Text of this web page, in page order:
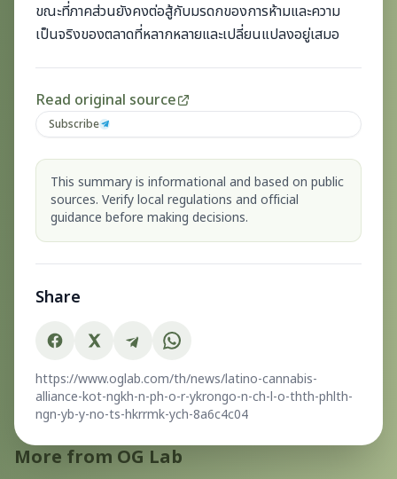
ขณะที่ภาคส่วนยังคงต่อสู้กับมรดกของการห้ามและความ
เป็นจริงของตลาดที่หลากหลายและเปลี่ยนแปลงอยู่เสมอ
Read original source
Subscribe
This summary is informational and based on public
sources. Verify local regulations and official
guidance before making decisions.
Share
https://www.oglab.com/th/news/latino-cannabis-
alliance-kot-ngkh-n-ph-o-r-ykrongo-n-ch-l-o-thth-phlth-
ngn-yb-y-no-ts-hkrrmk-ych-8a6c4c04
More from OG Lab